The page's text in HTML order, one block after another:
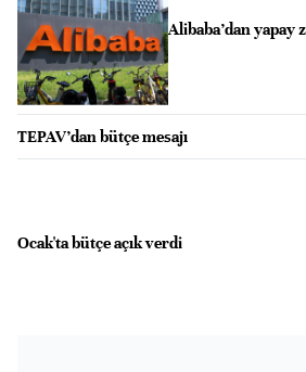
Alibaba’dan yapay
TEPAV’dan bütçe mesajı
Ocak'ta bütçe açık verdi